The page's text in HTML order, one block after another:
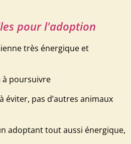
pour l'adoption
très énergique et
à poursuivre
éviter, pas d’autres animaux
adoptant tout aussi énergique,